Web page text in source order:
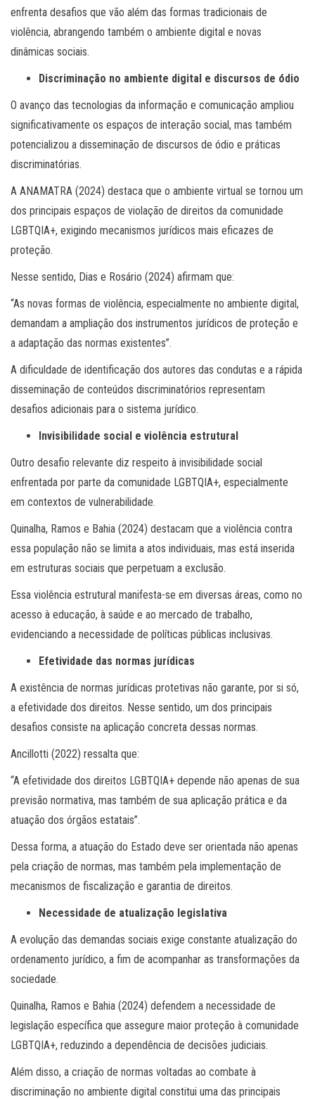
enfrenta desafios que vão além das formas tradicionais de
violência, abrangendo também o ambiente digital e novas
dinâmicas sociais.
Discriminação no ambiente digital e discursos de ódio
O avanço das tecnologias da informação e comunicação ampliou
significativamente os espaços de interação social, mas também
potencializou a disseminação de discursos de ódio e práticas
discriminatórias.
A ANAMATRA (2024) destaca que o ambiente virtual se tornou um
dos principais espaços de violação de direitos da comunidade
LGBTQIA+, exigindo mecanismos jurídicos mais eficazes de
proteção.
Nesse sentido, Dias e Rosário (2024) afirmam que:
“As novas formas de violência, especialmente no ambiente digital,
demandam a ampliação dos instrumentos jurídicos de proteção e
a adaptação das normas existentes”.
A dificuldade de identificação dos autores das condutas e a rápida
disseminação de conteúdos discriminatórios representam
desafios adicionais para o sistema jurídico.
Invisibilidade social e violência estrutural
Outro desafio relevante diz respeito à invisibilidade social
enfrentada por parte da comunidade LGBTQIA+, especialmente
em contextos de vulnerabilidade.
Quinalha, Ramos e Bahia (2024) destacam que a violência contra
essa população não se limita a atos individuais, mas está inserida
em estruturas sociais que perpetuam a exclusão.
Essa violência estrutural manifesta-se em diversas áreas, como no
acesso à educação, à saúde e ao mercado de trabalho,
evidenciando a necessidade de políticas públicas inclusivas.
Efetividade das normas jurídicas
A existência de normas jurídicas protetivas não garante, por si só,
a efetividade dos direitos. Nesse sentido, um dos principais
desafios consiste na aplicação concreta dessas normas.
Ancillotti (2022) ressalta que:
“A efetividade dos direitos LGBTQIA+ depende não apenas de sua
previsão normativa, mas também de sua aplicação prática e da
atuação dos órgãos estatais”.
Dessa forma, a atuação do Estado deve ser orientada não apenas
pela criação de normas, mas também pela implementação de
mecanismos de fiscalização e garantia de direitos.
Necessidade de atualização legislativa
A evolução das demandas sociais exige constante atualização do
ordenamento jurídico, a fim de acompanhar as transformações da
sociedade.
Quinalha, Ramos e Bahia (2024) defendem a necessidade de
legislação específica que assegure maior proteção à comunidade
LGBTQIA+, reduzindo a dependência de decisões judiciais.
Além disso, a criação de normas voltadas ao combate à
discriminação no ambiente digital constitui uma das principais